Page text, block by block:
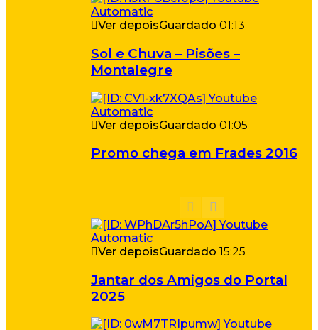
Ver depoisGuardado 01:13
Sol e Chuva – Pisões –
Montalegre
Ver depoisGuardado 01:05
Promo chega em Frades 2016
Ver depoisGuardado 15:25
Jantar dos Amigos do Portal
2025